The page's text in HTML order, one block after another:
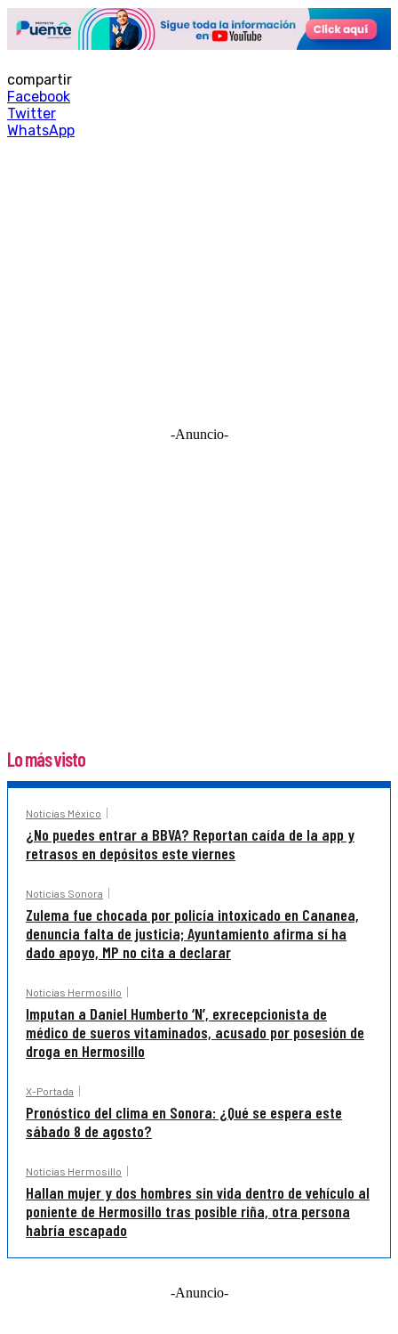
compartir
Facebook
Twitter
WhatsApp
-Anuncio-
Lo más visto
Noticias México
¿No puedes entrar a BBVA? Reportan caída de la app y
retrasos en depósitos este viernes
Noticias Sonora
Zulema fue chocada por policía intoxicado en Cananea,
denuncia falta de justicia; Ayuntamiento afirma sí ha
dado apoyo, MP no cita a declarar
Noticias Hermosillo
Imputan a Daniel Humberto ‘N’, exrecepcionista de
médico de sueros vitaminados, acusado por posesión de
droga en Hermosillo
X-Portada
Pronóstico del clima en Sonora: ¿Qué se espera este
sábado 8 de agosto?
Noticias Hermosillo
Hallan mujer y dos hombres sin vida dentro de vehículo al
poniente de Hermosillo tras posible riña, otra persona
habría escapado
-Anuncio-